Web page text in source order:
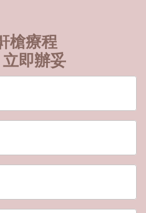
槍療程
即辦妥